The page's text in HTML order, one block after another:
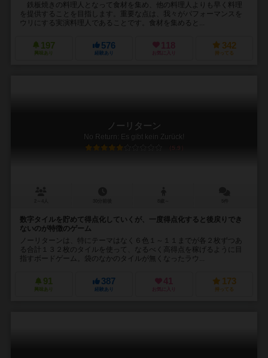
鉄板焼きの料理人となって食材を集め、他の料理人よりも早く料理
を提供することを目指します。重要な点は、我々がパフォーマンスを
ウリにする実演料理人であることです。食材を集めると...
197
興味あり
576
経験あり
118
お気に入り
342
持ってる
ノーリターン
No Return: Es gibt kein Zurück!
5.9
数字タイルを貯めて得点化していくが、一度得点化すると後戻りでき
ないのが特徴のゲーム
ノーリターンは、特にテーマはなく６色１～１１までが各２枚ずつあ
る合計１３２枚のタイルを使って、なるべく高得点を稼げるように目
指すボードゲーム。袋のなかのタイルが無くなったラウ...
91
興味あり
387
経験あり
41
お気に入り
173
持ってる